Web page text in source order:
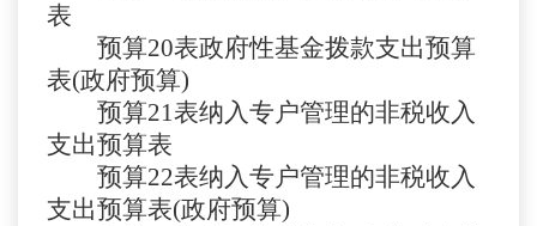
表
预算20表政府性基金拨款支出预算
表(政府预算)
预算21表纳入专户管理的非税收入
支出预算表
预算22表纳入专户管理的非税收入
支出预算表(政府预算)